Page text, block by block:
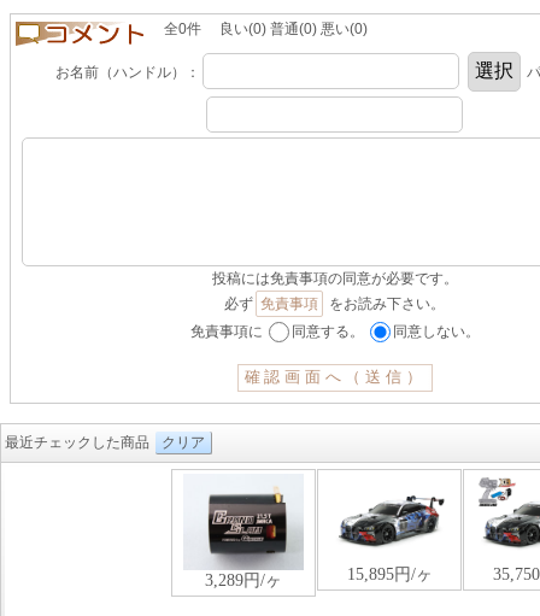
全0件 良い(0) 普通(0) 悪い(0)
お名前（ハンドル）：
投稿には免責事項の同意が必要です。
必ず 免責事項
をお読み下さい。
免責事項に
同意する。 同意しない。
最近チェックした商品 クリア